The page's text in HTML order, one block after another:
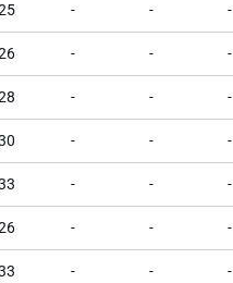
- - -
- - -
- - -
- - -
- - -
- - -
- - -